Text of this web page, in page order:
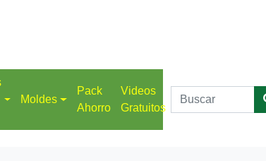
Moldes
Pack
Ahorro
Videos
Gratuitos